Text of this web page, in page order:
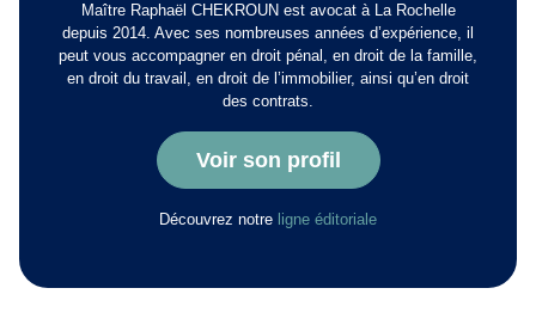
Maître Raphaël CHEKROUN est avocat à La Rochelle
depuis 2014. Avec ses nombreuses années d’expérience, il
peut vous accompagner en droit pénal, en droit de la famille,
en droit du travail, en droit de l’immobilier, ainsi qu’en droit
des contrats.
Voir son profil
Découvrez notre ligne éditoriale